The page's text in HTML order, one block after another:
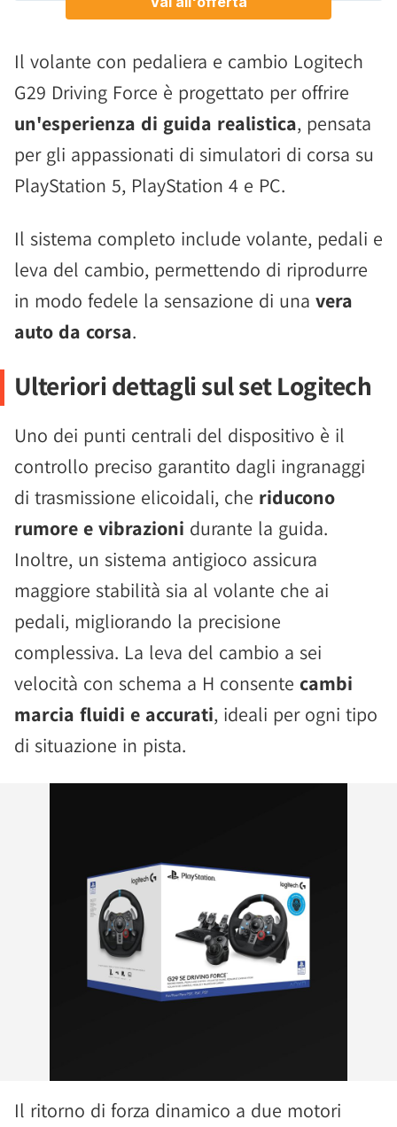
Il volante con pedaliera e cambio Logitech
G29 Driving Force è progettato per offrire
un'esperienza di guida realistica, pensata
per gli appassionati di simulatori di corsa su
PlayStation 5, PlayStation 4 e PC.
Il sistema completo include volante, pedali e
leva del cambio, permettendo di riprodurre
in modo fedele la sensazione di una vera
auto da corsa.
Ulteriori dettagli sul set Logitech
Uno dei punti centrali del dispositivo è il
controllo preciso garantito dagli ingranaggi
di trasmissione elicoidali, che riducono
rumore e vibrazioni durante la guida.
Inoltre, un sistema antigioco assicura
maggiore stabilità sia al volante che ai
pedali, migliorando la precisione
complessiva. La leva del cambio a sei
velocità con schema a H consente cambi
marcia fluidi e accurati, ideali per ogni tipo
di situazione in pista.
Il ritorno di forza dinamico a due motori